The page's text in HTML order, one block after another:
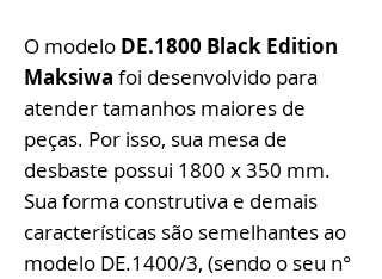
O modelo DE.1800 Black Edition
Maksiwa foi desenvolvido para
atender tamanhos maiores de
peças. Por isso, sua mesa de
desbaste possui 1800 x 350 mm.
Sua forma construtiva e demais
características são semelhantes ao
modelo DE.1400/3, (sendo o seu n°